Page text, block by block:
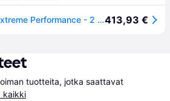
Crucial P310 - SSD - Extreme Performance - 2 TB - sisäinen - M.2 2230 - PCIe 4.0 x4 (NVMe)413,93 €
tuotteita, jotka saattavat
kaikki